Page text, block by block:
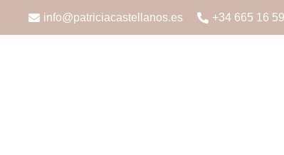
info@patriciacastellanos.es +34 665 16 59